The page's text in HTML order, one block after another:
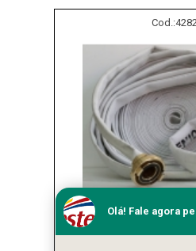
Cod.:4282
mangueiras de incêndio
Olá! Fale agora